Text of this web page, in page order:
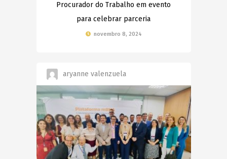
Procurador do Trabalho em evento
para celebrar parceria
novembro 8, 2024
aryanne valenzuela